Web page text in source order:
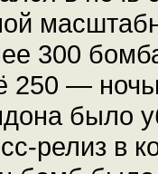
300
250 —
было
релиз в